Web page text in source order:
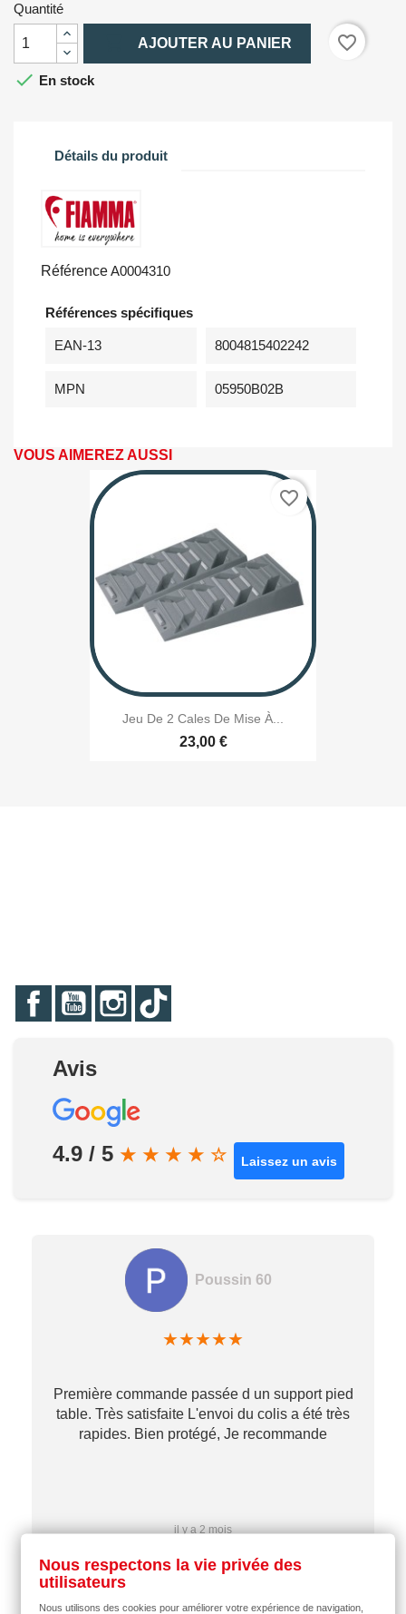
Quantité
AJOUTER AU PANIER
favorite_border
 En stock
Détails du produit
RéférenceA0004310
Références spécifiques
EAN-13 8004815402242
MPN 05950B02B
VOUS AIMEREZ AUSSI
Jeu De 2 Cales De Mise À...
23,00 €
favorite_border
FacebookYouTubeInstagram
Avis
4.9 / 5 ★ ★ ★ ★ ☆ Laissez un avis
Poussin 60
★★★★★
Première commande passée d un support pied
table. Très satisfaite L'envoi du colis a été très
rapides. Bien protégé, Je recommande
il y a 2 mois
Nous respectons la vie privée des
utilisateurs
Nous utilisons des cookies pour améliorer votre expérience de navigation,